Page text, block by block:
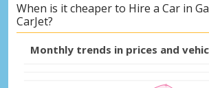
When is it cheaper to Hire a Car in
CarJet?
Monthly trends in prices and